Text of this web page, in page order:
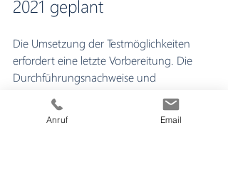
2021 geplant
Die Umsetzung der Testmöglichkeiten
erfordert eine letzte Vorbereitung. Die
Durchführungsnachweise und
jeweiligen Versorgungen geliefert werden
und die Meldekette wird abschließend
Anruf Email